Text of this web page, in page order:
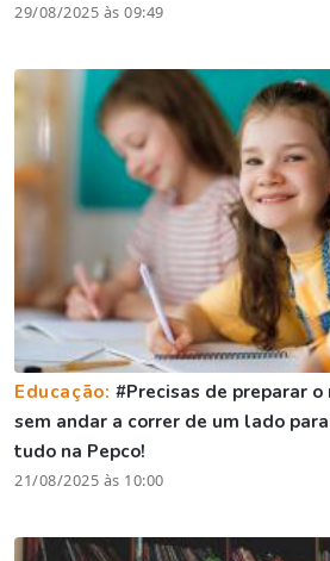
29/08/2025 às 09:49
Educação:#Precisas de preparar
sem andar a correr de um lado
tudo na Pepco!
21/08/2025 às 10:00